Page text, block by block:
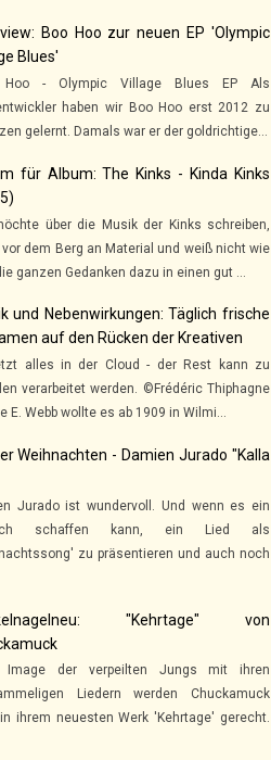
Boo Hoo zur neuen EP 'Olympic
Blues'
Hoo - Olympic Village Blues EP Als
haben wir Boo Hoo erst 2012 zu
gelernt. Damals war er der goldrichtige...
für Album: The Kinks - Kinda Kinks
über die Musik der Kinks schreiben,
dem Berg an Material und weiß nicht wie
ganzen Gedanken dazu in einen gut ...
und Nebenwirkungen: Täglich frische
auf den Rücken der Kreativen
alles in der Cloud - der Rest kann zu
verarbeitet werden. ©Frédéric Thiphagne
E. Webb wollte es ab 1909 in Wilmi...
Weihnachten - Damien Jurado "Kalla
Jurado ist wundervoll. Und wenn es ein
schaffen kann, ein Lied als
zu präsentieren und auch noch
"Kehrtage" von
Image der verpeilten Jungs mit ihren
Liedern werden Chuckamuck
ihrem neuesten Werk 'Kehrtage' gerecht.